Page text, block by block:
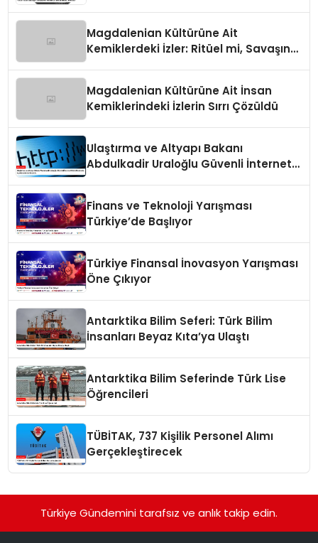
Magdalenian Kültürüne Ait
Kemiklerdeki İzler: Ritüel mi, Savaşın
Magdalenian Kültürüne Ait İnsan
Kemiklerindeki İzlerin Sırrı Çözüldü
Ulaştırma ve Altyapı Bakanı
Abdulkadir Uraloğlu Güvenli İnternet
Finans ve Teknoloji Yarışması
Türkiye’de Başlıyor
Türkiye Finansal İnovasyon Yarışması
Öne Çıkıyor
Antarktika Bilim Seferi: Türk Bilim
İnsanları Beyaz Kıta’ya Ulaştı
Antarktika Bilim Seferinde Türk Lise
Öğrencileri
TÜBİTAK, 737 Kişilik Personel Alımı
Gerçekleştirecek
Türkiye Gündemini tarafsız ve anlık takip edin.